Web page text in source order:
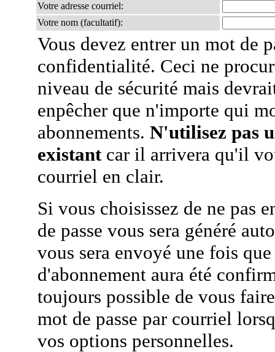
Votre adresse courriel:
Votre nom (facultatif):
Vous devez entrer un mot de
confidentialité. Ceci ne
niveau de sécurité mais
enpêcher que n'importe qui
abonnements. N'utilisez pas
existantcar il arrivera qu'il
courriel en clair.
Si vous choisissez de ne pas
de passe vous sera généré
vous sera envoyé une fois
d'abonnement aura été
toujours possible de vous
mot de passe par courriel
vos options personnelles.